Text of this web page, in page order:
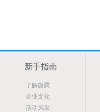
新手指南
了解微腾
企业文化
活动风采